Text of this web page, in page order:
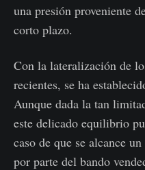
una presión proveniente
corto plazo.
Con la lateralización de
recientes, se ha
Aunque dada la tan
este delicado equilibrio
caso de que se alcance
por parte del bando